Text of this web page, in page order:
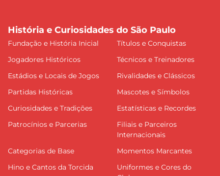
História e Curiosidades do São Paulo
Fundação e História Inicial
Títulos e Conquistas
Jogadores Históricos
Técnicos e Treinadores
Estádios e Locais de Jogos
Rivalidades e Clássicos
Partidas Históricas
Mascotes e Símbolos
Curiosidades e Tradições
Estatísticas e Recordes
Patrocínios e Parcerias
Filiais e Parceiros
Internacionais
Categorias de Base
Momentos Marcantes
Hino e Cantos da Torcida
Uniformes e Cores do